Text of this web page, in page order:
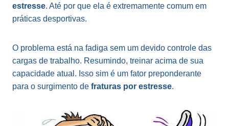
estresse. Até por que ela é extremamente comum em
práticas desportivas.
O problema está na fadiga sem um devido controle das
cargas de trabalho. Resumindo, treinar acima de sua
capacidade atual. Isso sim é um fator preponderante
para o surgimento de fraturas por estresse.